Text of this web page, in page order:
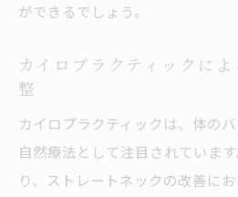
ができるでしょう。
カイロプラクティックに
整
カイロプラクティックは、体の
自然療法として注目されていま
り、ストレートネックの改善に